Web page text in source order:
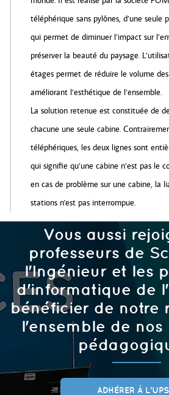
téléphérique sans pylônes, d’une seule
qui permet de diminuer l’impact sur
préserver la beauté du paysage.
étages permet de réduire le volume
améliorant l’esthétique de l’ensemble.
La solution retenue est constituée de
chacune une seule cabine.
téléphériques, les deux lignes sont
qui signifie qu’une cabine n’est pas le
en cas de problème sur une cabine, la
stations n'est pas interrompue.
Vous aussi
professeurs de
l'Ingénieur et les
d'informatique de
bénéficier de notre
l'ensemble de nos
ADHÉRER À